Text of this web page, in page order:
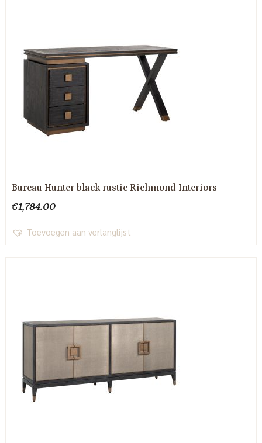
Bureau Hunter black rustic Richmond Interiors
€1,784.00
Toevoegen aan verlanglijst